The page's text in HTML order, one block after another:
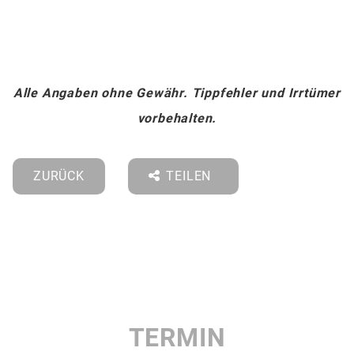
Alle Angaben ohne Gewähr. Tippfehler und Irrtümer
vorbehalten.
ZURÜCK TEILEN
TERMIN